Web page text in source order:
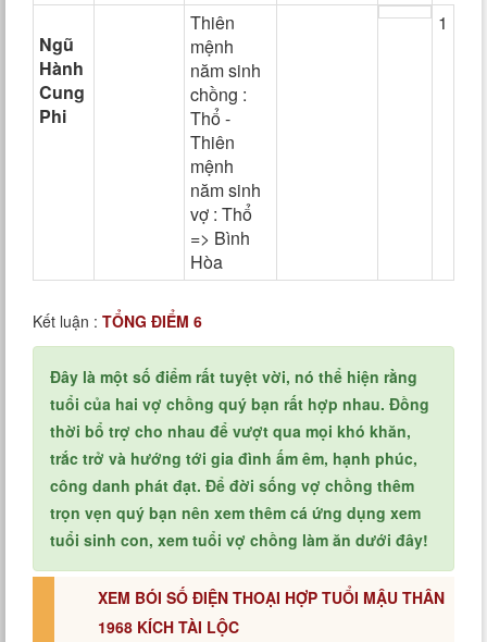
Ngũ
Hành
Cung
Phi
Thiên
mệnh
năm sinh
chồng :
Thổ -
Thiên
mệnh
năm sinh
vợ : Thổ
=> Bình
Hòa
1
Kết luận : TỔNG ĐIỂM 6
Đây là một số điểm rất tuyệt vời, nó thể hiện rằng
tuổi của hai vợ chồng quý bạn rất hợp nhau. Đồng
thời bổ trợ cho nhau để vượt qua mọi khó khăn,
trắc trở và hướng tới gia đình ấm êm, hạnh phúc,
công danh phát đạt. Để đời sống vợ chồng thêm
trọn vẹn quý bạn nên xem thêm cá ứng dụng xem
tuổi sinh con, xem tuổi vợ chồng làm ăn dưới đây!
XEM BÓI SỐ ĐIỆN THOẠI HỢP TUỔI MẬU THÂN
1968 KÍCH TÀI LỘC